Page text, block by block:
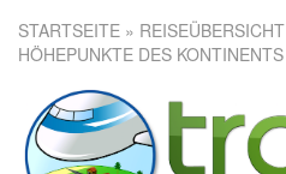
STARTSEITE » REISEÜBERSICHT
HÖHEPUNKTE DES KONTINENTS